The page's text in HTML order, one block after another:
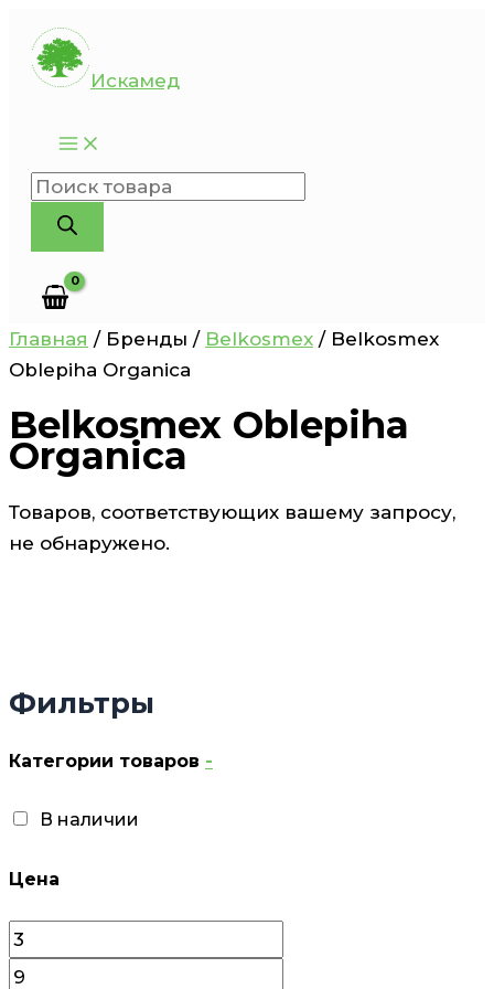
Перейти
содержимому
Искамед
Поиск
товаров
Фильтры
Категории товаров -
В наличии
Цена
Главная / Бренды / Belkosmex / Belkosmex
Oblepiha Organica
Belkosmex Oblepiha
Organica
Товаров, соответствующих вашему запросу,
не обнаружено.